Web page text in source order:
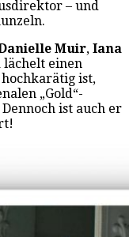
– und
Muir, Iana
lächelt einen
hochkarätig ist,
„Gold“-
ist auch er